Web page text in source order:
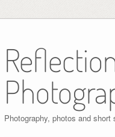
content
Photography, photos and short